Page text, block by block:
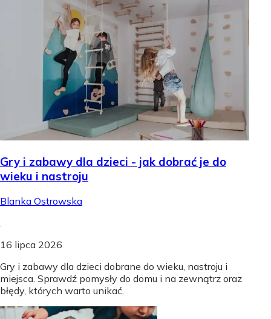
Gry i zabawy dla dzieci - jak dobrać je do
wieku i nastroju
Blanka Ostrowska
16 lipca 2026
Gry i zabawy dla dzieci dobrane do wieku, nastroju i
miejsca. Sprawdź pomysły do domu i na zewnątrz oraz
błędy, których warto unikać.